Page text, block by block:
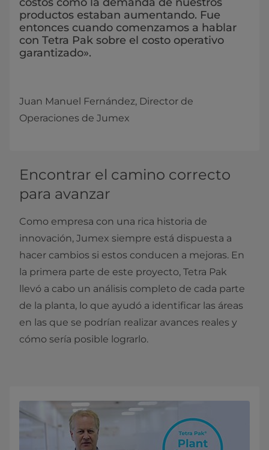
productos estaban aumentando. Fue
entonces cuando comenzamos a hablar
con Tetra Pak sobre el costo operativo
garantizado».
Juan Manuel Fernández, Director de
Operaciones de Jumex
Encontrar el camino correcto
para avanzar
Como empresa con una rica historia de
innovación, Jumex siempre está dispuesta a
hacer cambios si estos conducen a mejoras. En
la primera parte de este proyecto, Tetra Pak
llevó a cabo un análisis completo de cada parte
de la planta, lo que ayudó a identificar las áreas
en las que se podrían realizar avances reales y
cómo sería posible lograrlo.